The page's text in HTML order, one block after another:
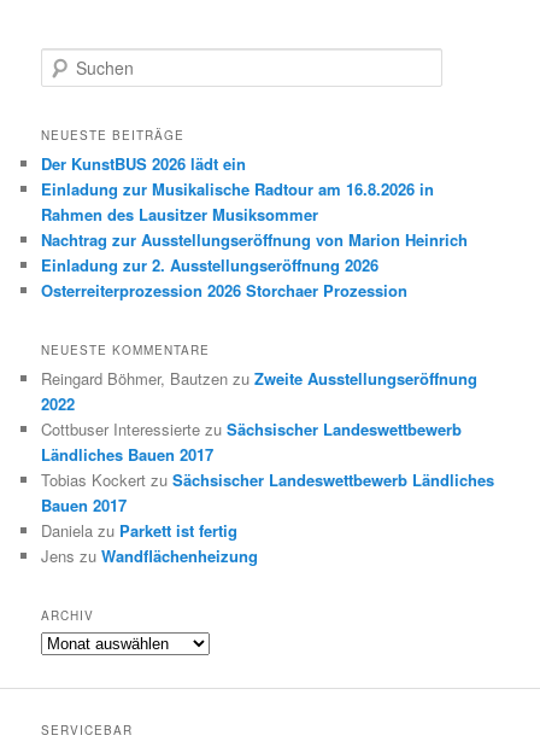
u
h
n
NEUESTE BEITRÄGE
Der KunstBUS 2026 lädt ein
Einladung zur Musikalische Radtour am 16.8.2026 in
Rahmen des Lausitzer Musiksommer
Nachtrag zur Ausstellungseröffnung von Marion Heinrich
Einladung zur 2. Ausstellungseröffnung 2026
Osterreiterprozession 2026 Storchaer Prozession
NEUESTE KOMMENTARE
Reingard Böhmer, Bautzen zuZweite Ausstellungseröffnung
2022
Cottbuser Interessierte zuSächsischer Landeswettbewerb
Ländliches Bauen 2017
Tobias Kockert zuSächsischer Landeswettbewerb Ländliches
Bauen 2017
Daniela zu Parkett ist fertig
Jens zuWandflächenheizung
ARCHIV
Archiv
SERVICEBAR